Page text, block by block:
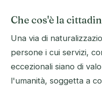
Che cos'è la
Una via di
persone i cui servizi,
eccezionali siano di
l'umanità, soggetta a